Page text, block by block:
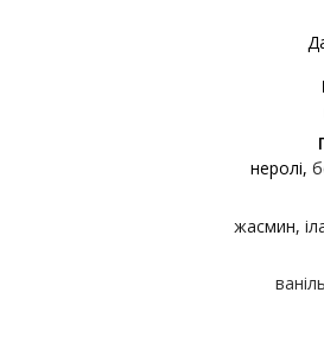
неролі
жасмин
ваніль